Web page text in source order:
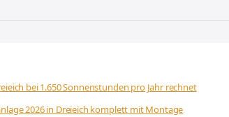
bei 1.650 Sonnenstunden pro Jahr rechnet
2026 in Dreieich komplett mit Montage